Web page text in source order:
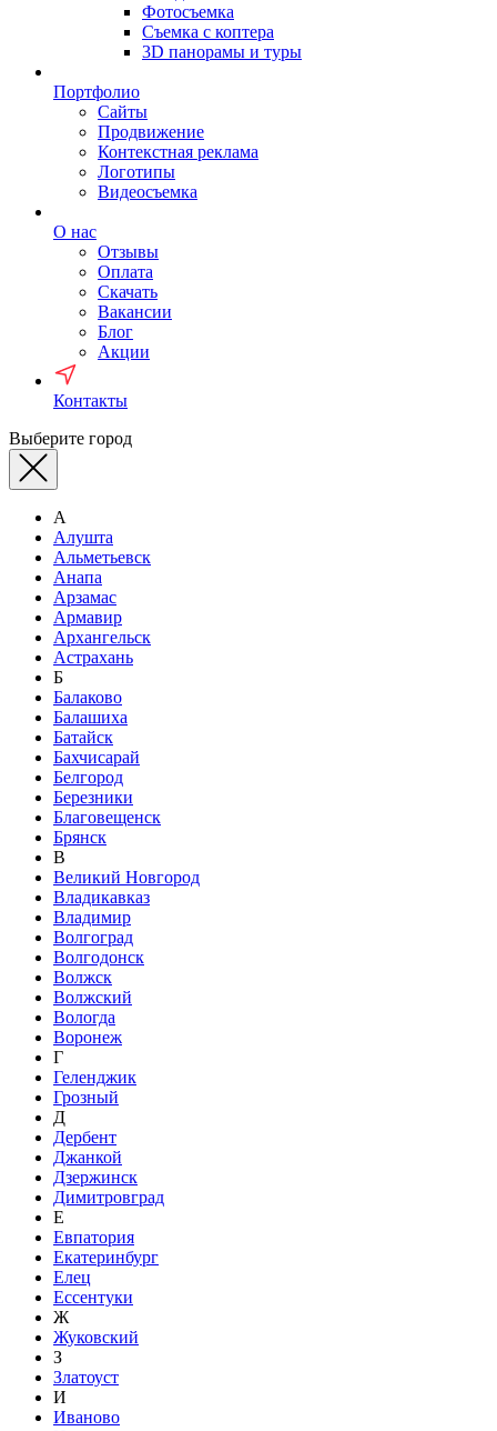
Фотосъемка
Съемка с коптера
3D панорамы и туры
Портфолио
Сайты
Продвижение
Контекстная реклама
Логотипы
Видеосъемка
О нас
Отзывы
Оплата
Скачать
Вакансии
Блог
Акции
Контакты
Выберите город
А
Алушта
Альметьевск
Анапа
Арзамас
Армавир
Архангельск
Астрахань
Б
Балаково
Балашиха
Батайск
Бахчисарай
Белгород
Березники
Благовещенск
Брянск
В
Великий Новгород
Владикавказ
Владимир
Волгоград
Волгодонск
Волжск
Волжский
Вологда
Воронеж
Г
Геленджик
Грозный
Д
Дербент
Джанкой
Дзержинск
Димитровград
Е
Евпатория
Екатеринбург
Елец
Ессентуки
Ж
Жуковский
З
Златоуст
И
Иваново